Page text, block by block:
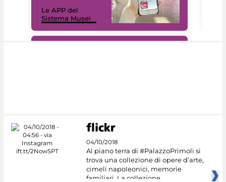
Le APP del
Sistema Musei
04/10/2018
Al piano terra di #PalazzoPrimoli si
trova una collezione di opere d’arte,
cimeli napoleonici, memorie
familiari. La collezione